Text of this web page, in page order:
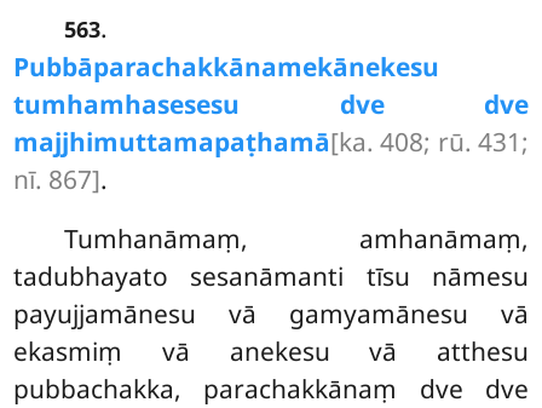
563.
Pubbāparachakkānamekānekesu
tumhamhasesesu dve dve
majjhimuttamapaṭhamā[ka. 408; rū. 431;
nī. 867].
Tumhanāmaṃ, amhanāmaṃ,
tadubhayato sesanāmanti tīsu nāmesu
payujjamānesu vā gamyamānesu vā
ekasmiṃ vā anekesu vā atthesu
pubbachakka, parachakkānaṃ dve dve